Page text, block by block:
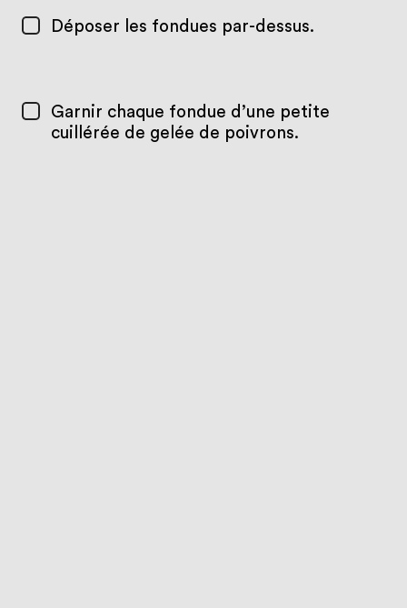
Déposer les fondues par-dessus.
Garnir chaque fondue d’une petite
cuillérée de gelée de poivrons.